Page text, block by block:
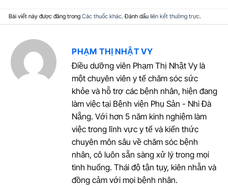
Bài viết này được đăng trong Các thuốc khác. Đánh dấu liên kết thường trực.
PHẠM THỊ NHẬT VY
Điều dưỡng viên Phạm Thị Nhật Vy là
một chuyên viên y tế chăm sóc sức
khỏe và hỗ trợ các bệnh nhân, hiện đang
làm việc tại Bệnh viện Phụ Sản - Nhi Đà
Nẵng. Với hơn 5 năm kinh nghiệm làm
việc trong lĩnh vực y tế và kiến thức
chuyên môn sâu về chăm sóc bệnh
nhân, cô luôn sẵn sàng xử lý trong mọi
tình huống. Thái độ tận tụy, kiên nhẫn và
đồng cảm với mọi bệnh nhân.